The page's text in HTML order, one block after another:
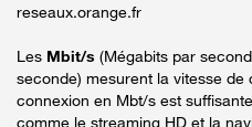
reseaux.orange.fr
Les Mbit/s (Mégabits par
seconde) mesurent la vitesse de
connexion en Mbt/s est
comme le streaming HD et la